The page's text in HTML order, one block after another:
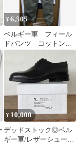
¥6,505
ベルギー軍 フィール
ドパンツ コットンサ
テン 実物デッドスト
¥ 10,000
デッドストック◎ベル
ギー軍/レザーシューズ/